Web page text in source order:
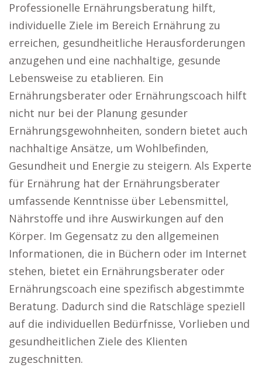
Professionelle Ernährungsberatung hilft,
individuelle Ziele im Bereich Ernährung zu
erreichen, gesundheitliche Herausforderungen
anzugehen und eine nachhaltige, gesunde
Lebensweise zu etablieren. Ein
Ernährungsberater oder Ernährungscoach hilft
nicht nur bei der Planung gesunder
Ernährungsgewohnheiten, sondern bietet auch
nachhaltige Ansätze, um Wohlbefinden,
Gesundheit und Energie zu steigern. Als Experte
für Ernährung hat der Ernährungsberater
umfassende Kenntnisse über Lebensmittel,
Nährstoffe und ihre Auswirkungen auf den
Körper. Im Gegensatz zu den allgemeinen
Informationen, die in Büchern oder im Internet
stehen, bietet ein Ernährungsberater oder
Ernährungscoach eine spezifisch abgestimmte
Beratung. Dadurch sind die Ratschläge speziell
auf die individuellen Bedürfnisse, Vorlieben und
gesundheitlichen Ziele des Klienten
zugeschnitten.